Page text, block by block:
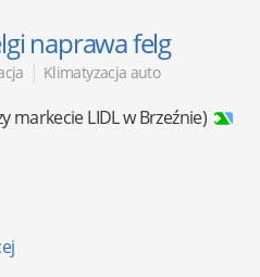
naprawa felg
| Klimatyzacja auto
markecie LIDL w Brzeźnie)